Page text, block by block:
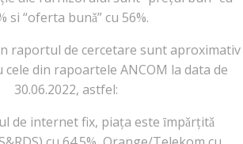
si “oferta bunǎ” cu 56%.
raportul de cercetare sunt aproximativ
cele din rapoartele ANCOM la data de
30.06.2022, astfel:
de internet fix, piața este ȋmpǎrțitǎ